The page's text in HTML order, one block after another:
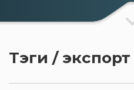
Тэги / экспорт